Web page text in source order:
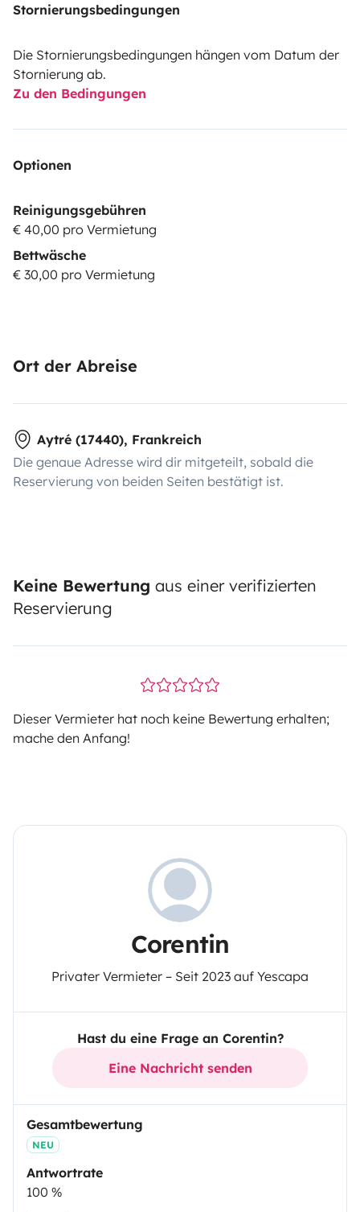
Stornierungsbedingungen
Die Stornierungsbedingungen hängen vom Datum der
Stornierung ab.
Zu den Bedingungen
Optionen
Reinigungsgebühren
€ 40,00 pro Vermietung
Bettwäsche
€ 30,00 pro Vermietung
Ort der Abreise
Aytré (17440), Frankreich
Die genaue Adresse wird dir mitgeteilt, sobald die
Reservierung von beiden Seiten bestätigt ist.
Keine Bewertung aus einer verifizierten
Reservierung
Dieser Vermieter hat noch keine Bewertung erhalten;
mache den Anfang!
Corentin
Privater Vermieter – Seit 2023 auf Yescapa
Hast du eine Frage an Corentin?
Eine Nachricht senden
Gesamtbewertung
NEU
Antwortrate
100 %